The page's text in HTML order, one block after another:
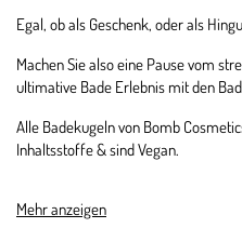
Mehr anzeigen
Egal, ob als Geschenk, oder als
Machen Sie also eine Pause vom
ultimative Bade Erlebnis mit den
Alle Badekugeln von Bomb
Inhaltsstoffe & sind Vegan.